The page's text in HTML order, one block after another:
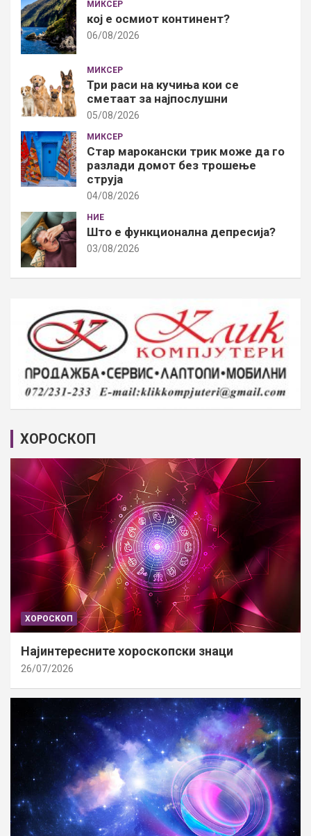
МИКСЕР
кој е осмиот континент?
06/08/2026
МИКСЕР
Три раси на кучиња кои се
сметаат за најпослушни
05/08/2026
МИКСЕР
Стар марокански трик може да го
разлади домот без трошење
струја
04/08/2026
НИЕ
Што е функционална депресија?
03/08/2026
ХОРОСКОП
ХОРОСКОП
Најинтересните хороскопски знаци
26/07/2026